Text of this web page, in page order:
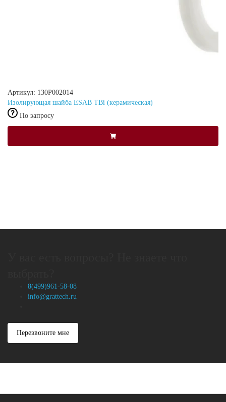
Артикул: 130P002014
Изолирующая шайба ESAB TBi (керамическая)
По запросу
8(499)961-58-08
info@grattech.ru
Перезвоните мне